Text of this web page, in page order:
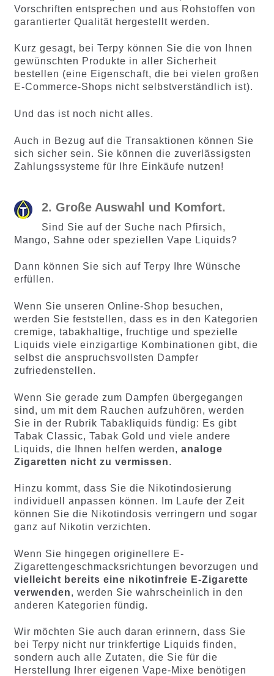
Vorschriften entsprechen und aus Rohstoffen von
garantierter Qualität hergestellt werden.
Kurz gesagt, bei Terpy können Sie die von Ihnen
gewünschten Produkte in aller Sicherheit
bestellen (eine Eigenschaft, die bei vielen großen
E-Commerce-Shops nicht selbstverständlich ist).
Und das ist noch nicht alles.
Auch in Bezug auf die Transaktionen können Sie
sich sicher sein. Sie können die zuverlässigsten
Zahlungssysteme für Ihre Einkäufe nutzen!
2. Große Auswahl und Komfort.
Sind Sie auf der Suche nach Pfirsich,
Mango, Sahne oder speziellen Vape Liquids?
Dann können Sie sich auf Terpy Ihre Wünsche
erfüllen.
Wenn Sie unseren Online-Shop besuchen,
werden Sie feststellen, dass es in den Kategorien
cremige, tabakhaltige, fruchtige und spezielle
Liquids viele einzigartige Kombinationen gibt, die
selbst die anspruchsvollsten Dampfer
zufriedenstellen.
Wenn Sie gerade zum Dampfen übergegangen
sind, um mit dem Rauchen aufzuhören, werden
Sie in der Rubrik Tabakliquids fündig: Es gibt
Tabak Classic, Tabak Gold und viele andere
Liquids, die Ihnen helfen werden, analoge
Zigaretten nicht zu vermissen.
Hinzu kommt, dass Sie die Nikotindosierung
individuell anpassen können. Im Laufe der Zeit
können Sie die Nikotindosis verringern und sogar
ganz auf Nikotin verzichten.
Wenn Sie hingegen originellere E-
Zigarettengeschmacksrichtungen bevorzugen und
vielleicht bereits eine nikotinfreie E-Zigarette
verwenden, werden Sie wahrscheinlich in den
anderen Kategorien fündig.
Wir möchten Sie auch daran erinnern, dass Sie
bei Terpy nicht nur trinkfertige Liquids finden,
sondern auch alle Zutaten, die Sie für die
Herstellung Ihrer eigenen Vape-Mixe benötigen